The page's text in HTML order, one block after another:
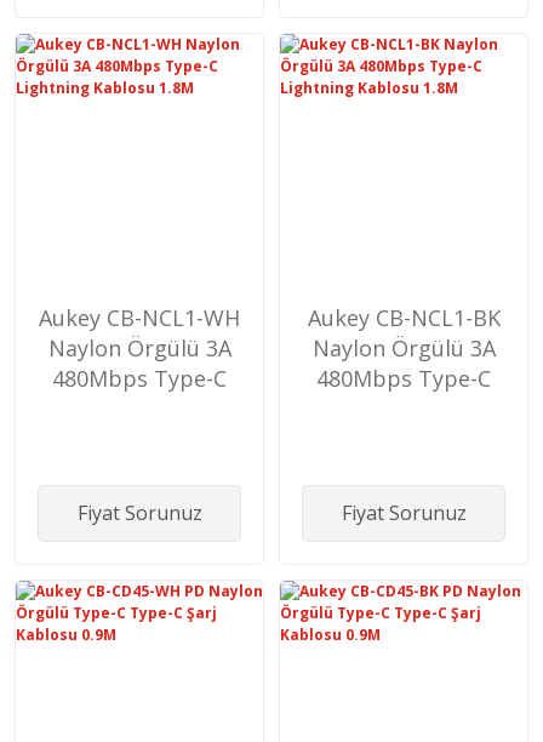
Aukey CB-NCL1-WH
Naylon Örgülü 3A
480Mbps Type-C
Fiyat Sorunuz
Aukey CB-NCL1-BK
Naylon Örgülü 3A
480Mbps Type-C
Fiyat Sorunuz